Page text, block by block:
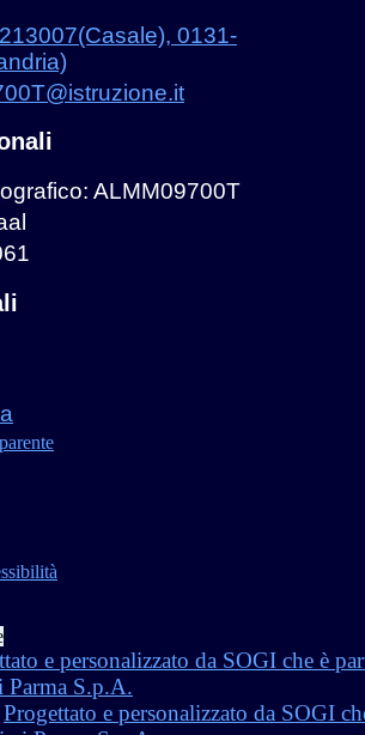
0131-
ALMM09700T
Progettato e personalizzato da SOGI